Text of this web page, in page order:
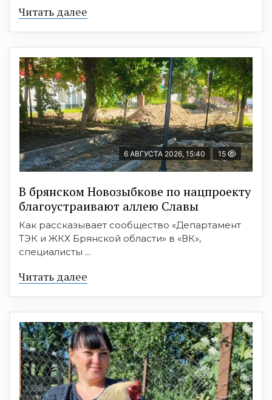
Читать далее
6 АВГУСТА 2026, 15:40 15
В брянском Новозыбкове по нацпроекту
благоустраивают аллею Славы
Как рассказывает сообщество «Департамент
ТЭК и ЖКХ Брянской области» в «ВК»,
специалисты ...
Читать далее